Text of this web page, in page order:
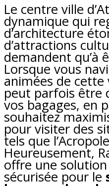
Le centre ville
dynamique qui
d’architecture
d’attractions
demandent qu’à
Lorsque vous
animées de
peut parfois être
vos bagages, en
souhaitez
pour visiter des
tels que
Heureusement,
offre une
sécurisée pour le